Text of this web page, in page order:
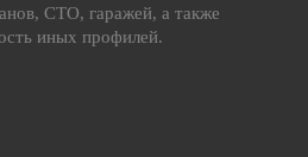
СТО, гаражей, а также
иных профилей.